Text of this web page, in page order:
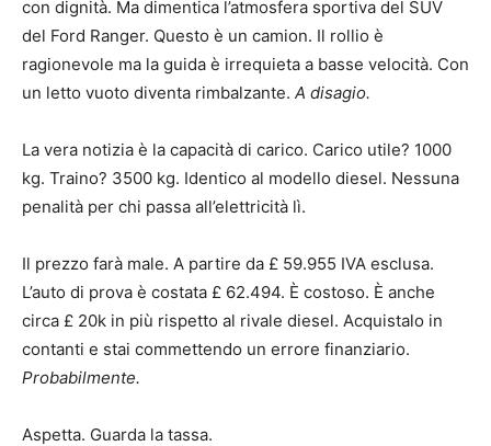
con dignità. Ma dimentica l’atmosfera sportiva del SUV
del Ford Ranger. Questo è un camion. Il rollio è
ragionevole ma la guida è irrequieta a basse velocità. Con
un letto vuoto diventa rimbalzante. A disagio.
La vera notizia è la capacità di carico. Carico utile? 1000
kg. Traino? 3500 kg. Identico al modello diesel. Nessuna
penalità per chi passa all’elettricità lì.
Il prezzo farà male. A partire da £ 59.955 IVA esclusa.
L’auto di prova è costata £ 62.494. È costoso. È anche
circa £ 20k ​​in più rispetto al rivale diesel. Acquistalo in
contanti e stai commettendo un errore finanziario.
Probabilmente.
Aspetta. Guarda la tassa.